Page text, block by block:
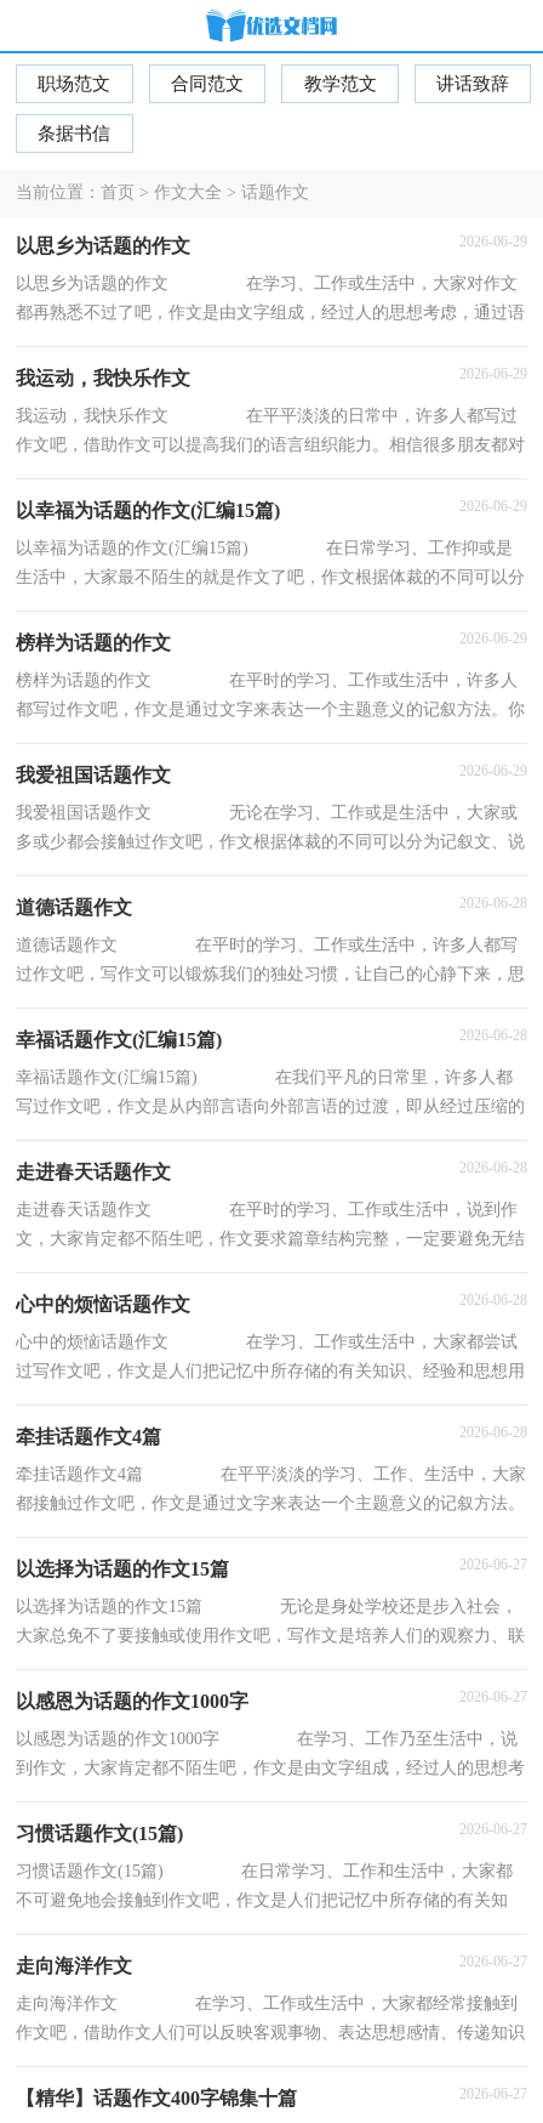
职场范文 合同范文 教学范文 讲话致辞
条据书信
当前位置：首页 >作文大全 >话题作文
以思乡为话题的作文 2026-06-29
以思乡为话题的作文 在学习、工作或生活中，大家对作文
都再熟悉不过了吧，作文是由文字组成，经过人的思想考虑，通过语
我运动，我快乐作文 2026-06-29
我运动，我快乐作文 在平平淡淡的日常中，许多人都写过
作文吧，借助作文可以提高我们的语言组织能力。相信很多朋友都对
以幸福为话题的作文(汇编15篇) 2026-06-29
以幸福为话题的作文(汇编15篇) 在日常学习、工作抑或是
生活中，大家最不陌生的就是作文了吧，作文根据体裁的不同可以分
榜样为话题的作文 2026-06-29
榜样为话题的作文 在平时的学习、工作或生活中，许多人
都写过作文吧，作文是通过文字来表达一个主题意义的记叙方法。你
我爱祖国话题作文 2026-06-29
我爱祖国话题作文 无论在学习、工作或是生活中，大家或
多或少都会接触过作文吧，作文根据体裁的不同可以分为记叙文、说
道德话题作文 2026-06-28
道德话题作文 在平时的学习、工作或生活中，许多人都写
过作文吧，写作文可以锻炼我们的独处习惯，让自己的心静下来，思
幸福话题作文(汇编15篇) 2026-06-28
幸福话题作文(汇编15篇) 在我们平凡的日常里，许多人都
写过作文吧，作文是从内部言语向外部言语的过渡，即从经过压缩的
走进春天话题作文 2026-06-28
走进春天话题作文 在平时的学习、工作或生活中，说到作
文，大家肯定都不陌生吧，作文要求篇章结构完整，一定要避免无结
心中的烦恼话题作文 2026-06-28
心中的烦恼话题作文 在学习、工作或生活中，大家都尝试
过写作文吧，作文是人们把记忆中所存储的有关知识、经验和思想用
牵挂话题作文4篇 2026-06-28
牵挂话题作文4篇 在平平淡淡的学习、工作、生活中，大家
都接触过作文吧，作文是通过文字来表达一个主题意义的记叙方法。
以选择为话题的作文15篇 2026-06-27
以选择为话题的作文15篇 无论是身处学校还是步入社会，
大家总免不了要接触或使用作文吧，写作文是培养人们的观察力、联
以感恩为话题的作文1000字 2026-06-27
以感恩为话题的作文1000字 在学习、工作乃至生活中，说
到作文，大家肯定都不陌生吧，作文是由文字组成，经过人的思想考
习惯话题作文(15篇) 2026-06-27
习惯话题作文(15篇) 在日常学习、工作和生活中，大家都
不可避免地会接触到作文吧，作文是人们把记忆中所存储的有关知
走向海洋作文 2026-06-27
走向海洋作文 在学习、工作或生活中，大家都经常接触到
作文吧，借助作文人们可以反映客观事物、表达思想感情、传递知识
【精华】话题作文400字锦集十篇 2026-06-27